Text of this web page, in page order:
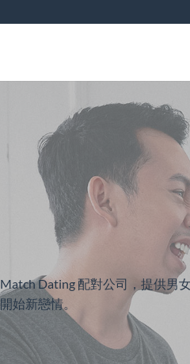
Dating 配對公司，提供男
始新戀情。